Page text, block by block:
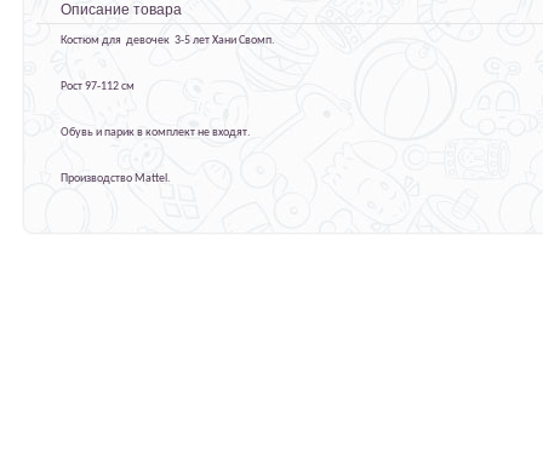
Описание товара
Костюм для девочек 3-5 лет Хани Свомп.
Рост 97-112 см
Обувь и парик в комплект не входят.
Производство Mattel.